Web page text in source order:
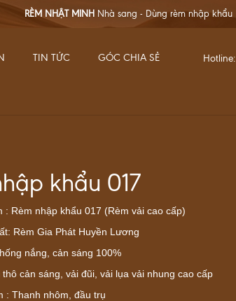
Nhà sang - Dùng rèm nhập khẩu
TIN TỨC GÓC CHIA SẺ Hotline:
khẩu 017
: Rèm nhập khẩu 017 (Rèm vải cao cấp)
Rèm Gia Phát Huyền Lương
nắng, cản sáng 100%
thô cản sáng, vải đũi, vải lụa vải nhung cao cấp
: Thanh nhôm, đầu trụ